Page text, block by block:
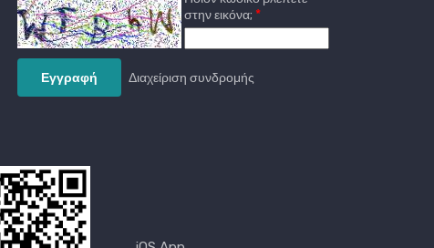
στην εικόνα;
Διαχείριση συνδρομής